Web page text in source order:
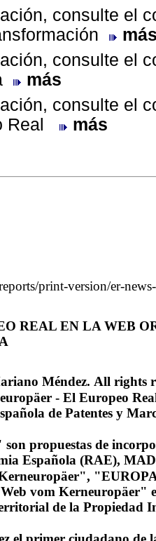
consulte el
consulte el
más
consulte el
Real
más
print-version/er-
REAL EN LA WEB
Méndez. All rights
- El Europeo
de Patentes y
propuestas de
Española (RAE),
vom Kerneuropäer"
de la Propiedad